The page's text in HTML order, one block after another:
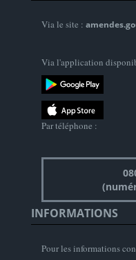
Via le site :
Via l'application
Par téléphone :
INFORMATIONS
Pour les informations